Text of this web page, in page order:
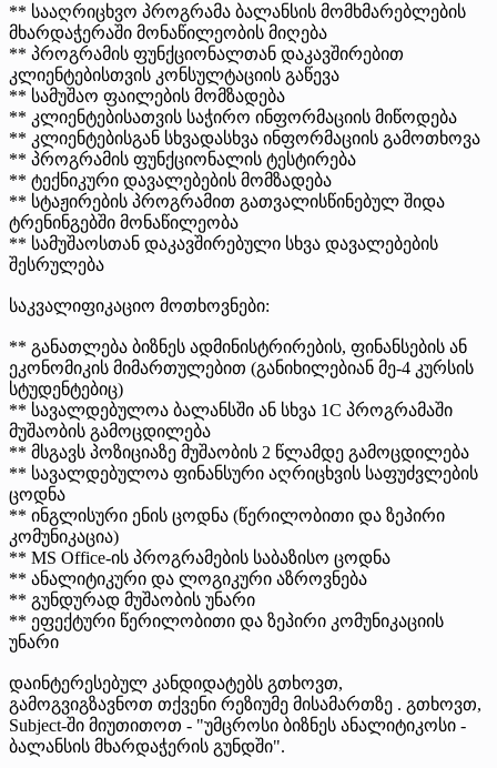
** სააღრიცხვო პროგრამა ბალანსის მომხმარებლების
მხარდაჭერაში მონაწილეობის მიღება
** პროგრამის ფუნქციონალთან დაკავშირებით
კლიენტებისთვის კონსულტაციის გაწევა
** სამუშაო ფაილების მომზადება
** კლიენტებისათვის საჭირო ინფორმაციის მიწოდება
** კლიენტებისგან სხვადასხვა ინფორმაციის გამოთხოვა
** პროგრამის ფუნქციონალის ტესტირება
** ტექნიკური დავალებების მომზადება
** სტაჟირების პროგრამით გათვალისწინებულ შიდა
ტრენინგებში მონაწილეობა
** სამუშაოსთან დაკავშირებული სხვა დავალებების
შესრულება
საკვალიფიკაციო მოთხოვნები:
** განათლება ბიზნეს ადმინისტრირების, ფინანსების ან
ეკონომიკის მიმართულებით (განიხილებიან მე-4 კურსის
სტუდენტებიც)
** სავალდებულოა ბალანსში ან სხვა 1C პროგრამაში
მუშაობის გამოცდილება
** მსგავს პოზიციაზე მუშაობის 2 წლამდე გამოცდილება
** სავალდებულოა ფინანსური აღრიცხვის საფუძვლების
ცოდნა
** ინგლისური ენის ცოდნა (წერილობითი და ზეპირი
კომუნიკაცია)
** MS Office-ის პროგრამების საბაზისო ცოდნა
** ანალიტიკური და ლოგიკური აზროვნება
** გუნდურად მუშაობის უნარი
** ეფექტური წერილობითი და ზეპირი კომუნიკაციის
უნარი
დაინტერესებულ კანდიდატებს გთხოვთ,
გამოგვიგზავნოთ თქვენი რეზიუმე მისამართზე . გთხოვთ,
Subject-ში მიუთითოთ - "უმცროსი ბიზნეს ანალიტიკოსი -
ბალანსის მხარდაჭერის გუნდში".